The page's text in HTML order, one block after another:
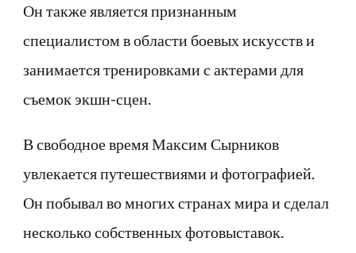
Он также является признанным
специалистом в области боевых искусств и
занимается тренировками с актерами для
съемок экшн-сцен.
В свободное время Максим Сырников
увлекается путешествиями и фотографией.
Он побывал во многих странах мира и сделал
несколько собственных фотовыставок.